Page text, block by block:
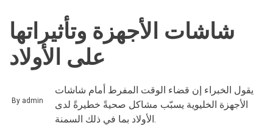
BREADCRUMB
شاشات الأجهزة وتأثيراتها
على الأولاد
By admin
يقول الخبراء إن قضاء الوقت المفرط أمام شاشات
الأجهزة الخليوية يسبّب مشاكل صحيةً خطيرةً لدى
الأولاد بما في ذلك السمنة.